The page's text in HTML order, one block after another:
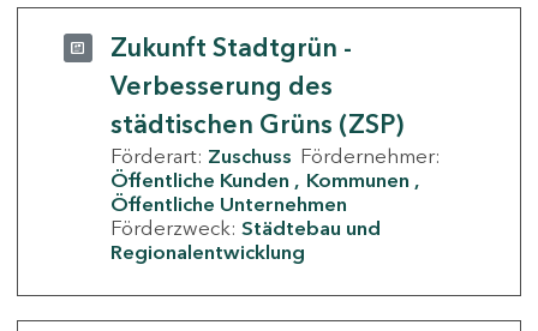
Zukunft Stadtgrün -
Verbesserung des
städtischen Grüns (ZSP)
Förderart: Zuschuss Fördernehmer:
Öffentliche Kunden
Kommunen
Öffentliche Unternehmen
Förderzweck: Städtebau und
Regionalentwicklung